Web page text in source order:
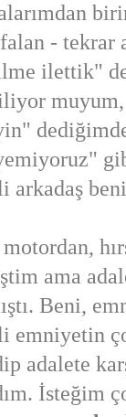
- tekrar
ilettik"
muyum,
arkadaş
ama
Beni,
emniyetin
adalete
İsteğim